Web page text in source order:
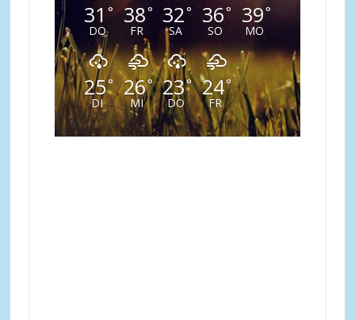
31 °
DO
38°
FR
32°
SA
36°
SO
39°
MO
25°
DI
26°
MI
23°
DO
24°
FR